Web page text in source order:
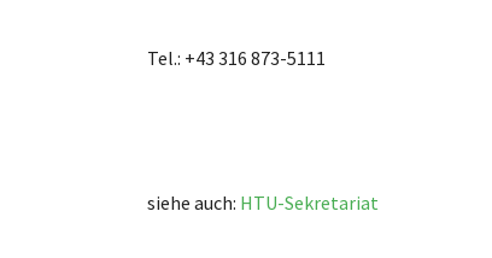
Tel.: +43 316 873-5111
siehe auch: HTU-Sekretariat